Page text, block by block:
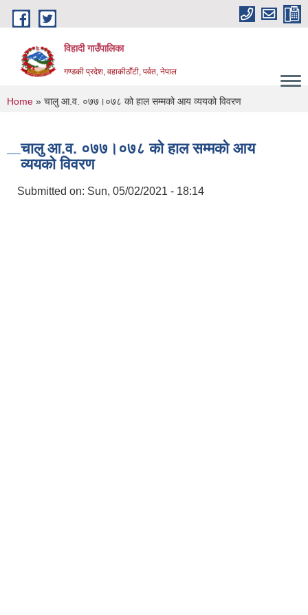
Skip to main content
विहादी गाउँपालिका
गण्डकी प्रदेश, वहाकीठाँटी, पर्वत, नेपाल
You are here
Home » चालु आ.व. ०७७।०७८ को हाल सम्मको आय व्ययको विवरण
चालु आ.व. ०७७।०७८ को हाल सम्मको आय
व्ययको विवरण
Submitted on: Sun, 05/02/2021 - 18:14